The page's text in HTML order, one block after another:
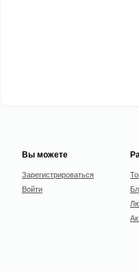
Вы можете
Зарегистрироваться
Войти